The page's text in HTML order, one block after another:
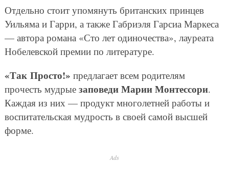
Отдельно стоит упомянуть британских принцев
Уильяма и Гарри, а также Габриэля Гарсиа Маркеса
— автора романа «Сто лет одиночества», лауреата
Нобелевской премии по литературе.
«Так Просто!» предлагает всем родителям
прочесть мудрые заповеди Марии Монтессори.
Каждая из них — продукт многолетней работы и
воспитательская мудрость в своей самой высшей
форме.
Ads